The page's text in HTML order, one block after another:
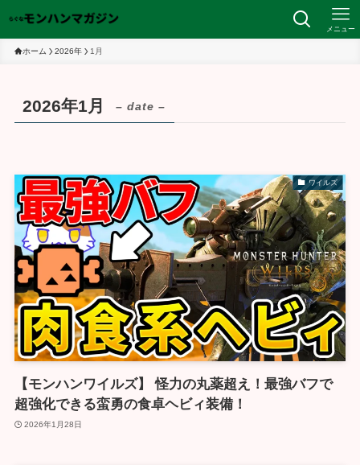
メニュー
ホーム 2026年 1月
2026年1月 – date –
ワイルズ
【モンハンワイルズ】 怪力の丸薬超え！最強バフで
超強化できる蛮勇の食卓ヘビィ装備！
2026年1月28日